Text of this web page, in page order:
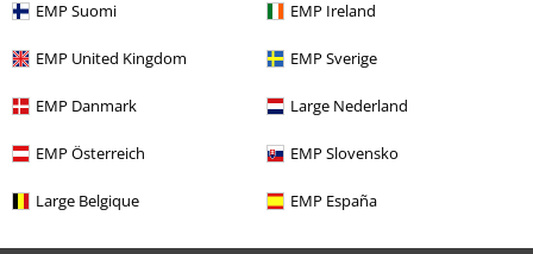
EMP Suomi EMP Ireland
EMP United Kingdom EMP Sverige
EMP Danmark Large Nederland
EMP Österreich EMP Slovensko
Large Belgique EMP España
doplněna příjemným límcem z umělé kožešiny, kterýóry také rozráží
řezavý vítr. Těsné manžety na rukávech zajišťují, že se chlad nemůže
nikam vplížit. Díky tomu budete vždy v pohodlí a teple, a to i za deště,
sněhu a bouřky. Kabát, který jeóvyroben pro arktické prostředí, nemůže
ovlivnit středoevropská zima, nehledě na studené větryóa klimatické
změny.
Zateplený, praktický, stylový: Bunda parka je vždy dobrou
volbouór